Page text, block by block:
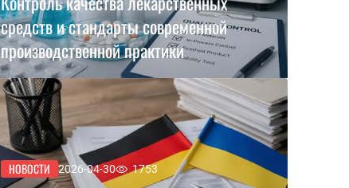
средств и стандарты современной
производственной практики
НОВОСТИ 2026-04-30 1753